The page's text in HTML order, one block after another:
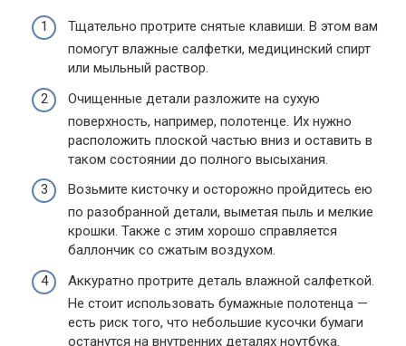
Тщательно протрите снятые клавиши. В этом вам
помогут влажные салфетки, медицинский спирт
или мыльный раствор.
Очищенные детали разложите на сухую
поверхность, например, полотенце. Их нужно
расположить плоской частью вниз и оставить в
таком состоянии до полного высыхания.
Возьмите кисточку и осторожно пройдитесь ею
по разобранной детали, выметая пыль и мелкие
крошки. Также с этим хорошо справляется
баллончик со сжатым воздухом.
Аккуратно протрите деталь влажной салфеткой.
Не стоит использовать бумажные полотенца —
есть риск того, что небольшие кусочки бумаги
останутся на внутренних деталях ноутбука.